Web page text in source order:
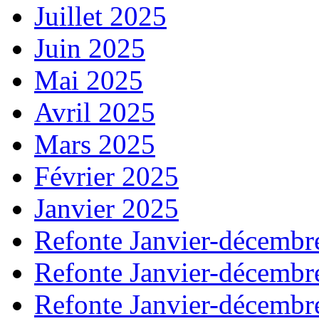
Juillet 2025
Juin 2025
Mai 2025
Avril 2025
Mars 2025
Février 2025
Janvier 2025
Refonte Janvier-
Refonte Janvier-
Refonte Janvier-